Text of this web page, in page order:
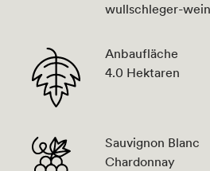
wullschleger-
Anbaufläche
4.0 Hektaren
Sauvignon Blanc
Chardonnay